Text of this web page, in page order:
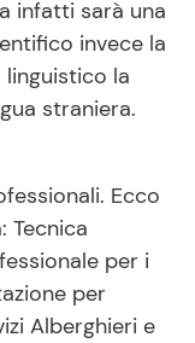
infatti sarà una
invece la
la
straniera.
Ecco
Tecnica
per i
per
Alberghieri e